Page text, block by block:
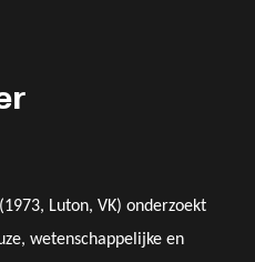
Luton, VK) onderzoekt
wetenschappelijke en